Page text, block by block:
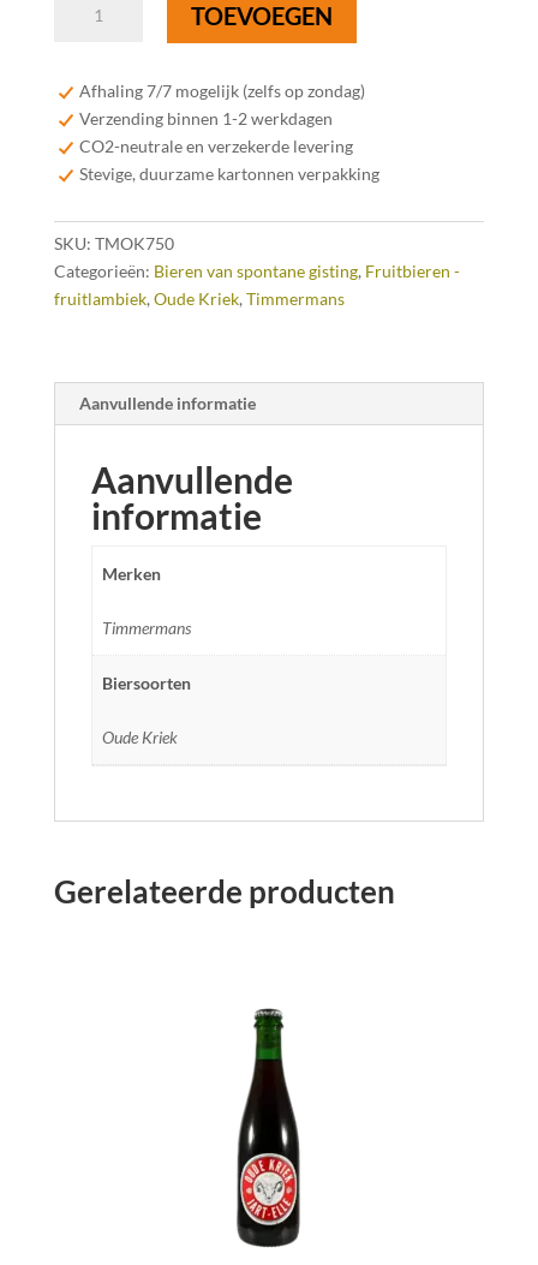
75
aantal
TOEVOEGEN
Afhaling 7/7 mogelijk (zelfs op zondag)
Verzending binnen 1-2 werkdagen
CO2-neutrale en verzekerde levering
Stevige, duurzame kartonnen verpakking
SKU: TMOK750
Categorieën: Bieren van spontane gisting, Fruitbieren -
fruitlambiek, Oude Kriek, Timmermans
Aanvullende informatie
Aanvullende
informatie
Merken
Timmermans
Biersoorten
Oude Kriek
Gerelateerde producten